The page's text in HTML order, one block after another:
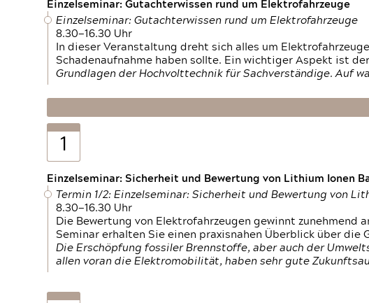
Einzelseminar: Gutachterwissen rund um Elektrofahrzeuge
Einzelseminar: Gutachterwissen rund um Elektrofahrzeuge
8.30—16.30 Uhr
In dieser Veranstaltung dreht sich alles um
Schadenaufnahme haben sollte. Ein wichtiger Aspekt ist
Grundlagen der Hochvolttechnik für Sachverständige. Auf
1
Einzelseminar: Sicherheit und Bewertung von Lithium Ionen
Termin 1/2: Einzelseminar: Sicherheit und Bewertung von
8.30—16.30 Uhr
Die Bewertung von Elektrofahrzeugen gewinnt zunehmend
Seminar erhalten Sie einen praxisnahen Überblick über
Die Erschöpfung fossiler Brennstoffe, aber auch der
allen voran die Elektromobilität, haben sehr gute